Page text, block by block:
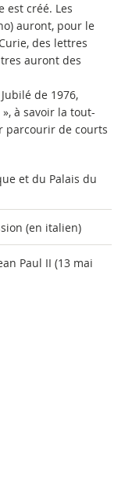
est créé. Les
auront, pour le
des lettres
auront des
de 1976,
à savoir la tout-
parcourir de courts
et du Palais du
(en italien)
Paul II (13 mai